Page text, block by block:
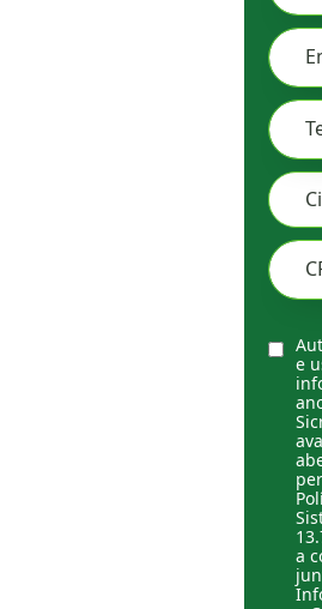
field
blank
e
a